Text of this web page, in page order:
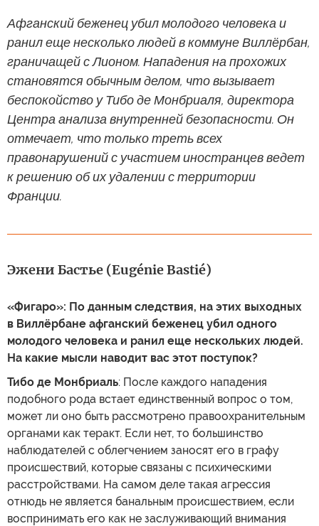
Афганский беженец убил молодого человека и
ранил еще несколько людей в коммуне Виллёрбан,
граничащей с Лионом. Нападения на прохожих
становятся обычным делом, что вызывает
беспокойство у Тибо де Монбриаля, директора
Центра анализа внутренней безопасности. Он
отмечает, что только треть всех
правонарушений с участием иностранцев ведет
к решению об их удалении с территории
Франции.
Эжени Бастье (Eugénie Bastié)
«Фигаро»: По данным следствия, на этих выходных
в Виллёрбане афганский беженец убил одного
молодого человека и ранил еще нескольких людей.
На какие мысли наводит вас этот поступок?
Тибо де Монбриаль: После каждого нападения
подобного рода встает единственный вопрос о том,
может ли оно быть рассмотрено правоохранительным
органами как теракт. Если нет, то большинство
наблюдателей с облегчением заносят его в графу
происшествий, которые связаны с психическими
расстройствами. На самом деле такая агрессия
отнюдь не является банальным происшествием, если
воспринимать его как не заслуживающий внимания